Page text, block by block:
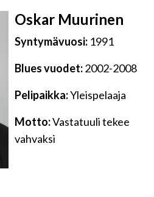
Oskar Muurinen
Syntymävuosi: 1991
Blues vuodet:2002-2008
Pelipaikka:Yleispelaaja
Motto:Vastatuuli tekee
vahvaksi